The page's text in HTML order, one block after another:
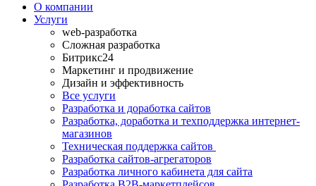
О компании
Услуги
web-разработка
Сложная разработка
Битрикс24
Маркетинг и продвижение
Дизайн и эффективность
Все услуги
Разработка и доработка сайтов
Разработка, доработка и техподдержка интернет-
магазинов
Техническая поддержка сайтов
Разработка сайтов-агрегаторов
Разработка личного кабинета для сайта